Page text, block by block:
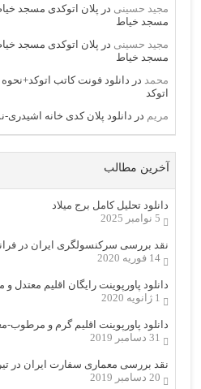
مجید حسینی در پلان اتوکدی مسجد
مسجد خیاط
مجید حسینی در پلان اتوکدی مسجد
مسجد خیاط
محمد در دانلود فونت کاتب
اتوکد
مریم در دانلود پلان کدی خانه
آخرین مطالب
دانلود تحلیل کامل برج میلاد
5 نوامبر 2025
نقد بررسی سرکنسولگری ایران در
14 فوریه 2020
دانلود پاورپوینت رایگان اقلیم
1 ژانویه 2020
دانلود پاورپوینت اقلیم گرم و
31 دسامبر 2019
نقد بررسی معماری سفارت ایران در
20 دسامبر 2019